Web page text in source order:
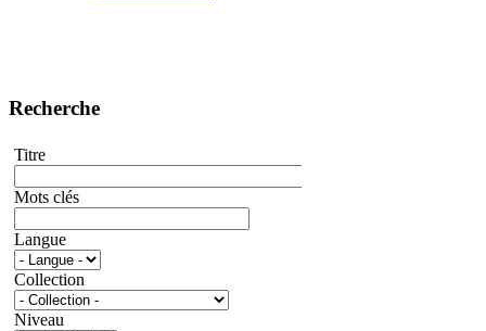
Recherche
Titre
Mots clés
Langue
Collection
Niveau